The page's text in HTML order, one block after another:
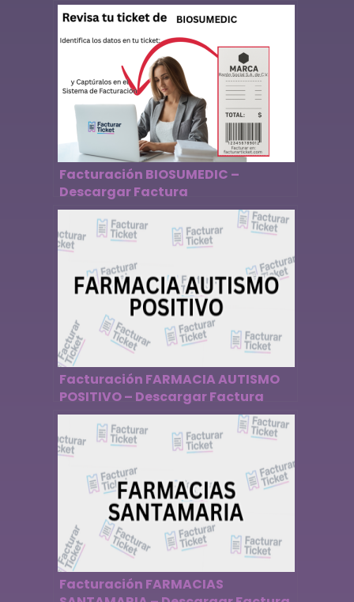
Facturación BIOSUMEDIC –
Descargar Factura
Facturación FARMACIA AUTISMO
POSITIVO – Descargar Factura
Facturación FARMACIAS